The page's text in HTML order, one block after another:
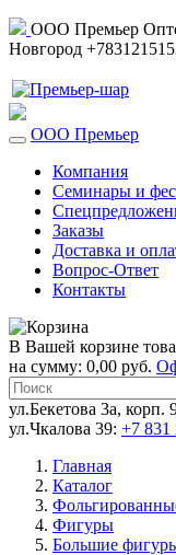
ООО Премьер
Новгород
ООО Премьер
Компания
Семинары и
Заказы
Доставка и
Вопрос-Ответ
Контакты
В Вашей корзине
на сумму: 0,00 руб.
ул.Бекетова 3а, корп.
ул.Чкалова 39: +7 831
Главная
Каталог
Фигуры
Большие